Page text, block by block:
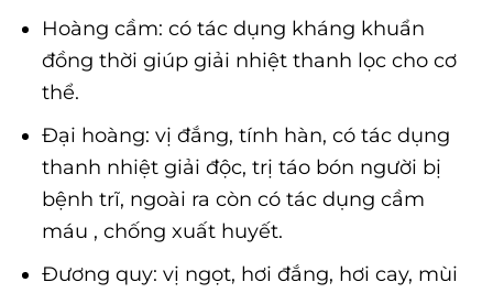
Hoàng cầm: có tác dụng kháng khuẩn
đồng thời giúp giải nhiệt thanh lọc cho cơ
thể.
Đại hoàng: vị đắng, tính hàn, có tác dụng
thanh nhiệt giải độc, trị táo bón người bị
bệnh trĩ, ngoài ra còn có tác dụng cầm
máu , chống xuất huyết.
Đương quy: vị ngọt, hơi đắng, hơi cay, mùi